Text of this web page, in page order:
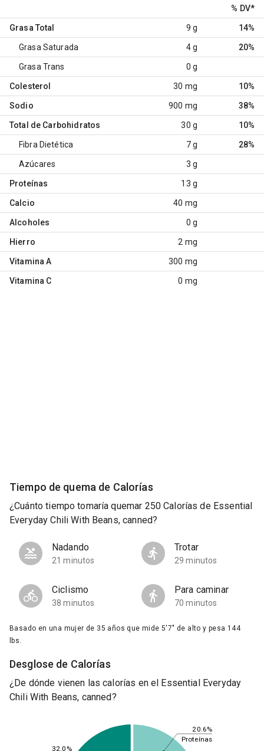
% DV*
Grasa Total 9 g 14%
Grasa Saturada 4 g 20%
Grasa Trans 0 g
Colesterol 30 mg 10%
Sodio 900 mg 38%
Total de Carbohidratos 30 g 10%
Fibra Dietética 7 g 28%
Azúcares 3 g
Proteínas 13 g
Calcio 40 mg
Alcoholes 0 g
Hierro 2 mg
Vitamina A 300 mg
Vitamina C 0 mg
Tiempo de quema de Calorías
¿Cuánto tiempo tomaría quemar 250 Calorías de Essential
Everyday Chili With Beans, canned?
Nadando
21 minutos
Trotar
29 minutos
Ciclismo
38 minutos
Para caminar
70 minutos
Basado en una mujer de 35 años que mide 5'7" de alto y pesa 144
lbs.
Desglose de Calorías
¿De dónde vienen las calorías en el Essential Everyday
Chili With Beans, canned?
20.6%
32.0%
Proteínas